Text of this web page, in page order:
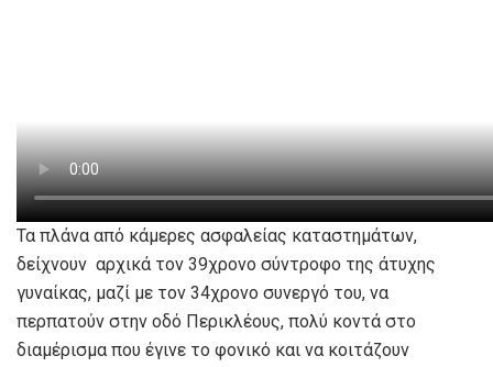
Τα πλάνα από κάμερες ασφαλείας καταστημάτων,
δείχνουν αρχικά τον 39χρονο σύντροφο της άτυχης
γυναίκας, μαζί με τον 34χρονο συνεργό του, να
περπατούν στην οδό Περικλέους, πολύ κοντά στο
διαμέρισμα που έγινε το φονικό και να κοιτάζουν